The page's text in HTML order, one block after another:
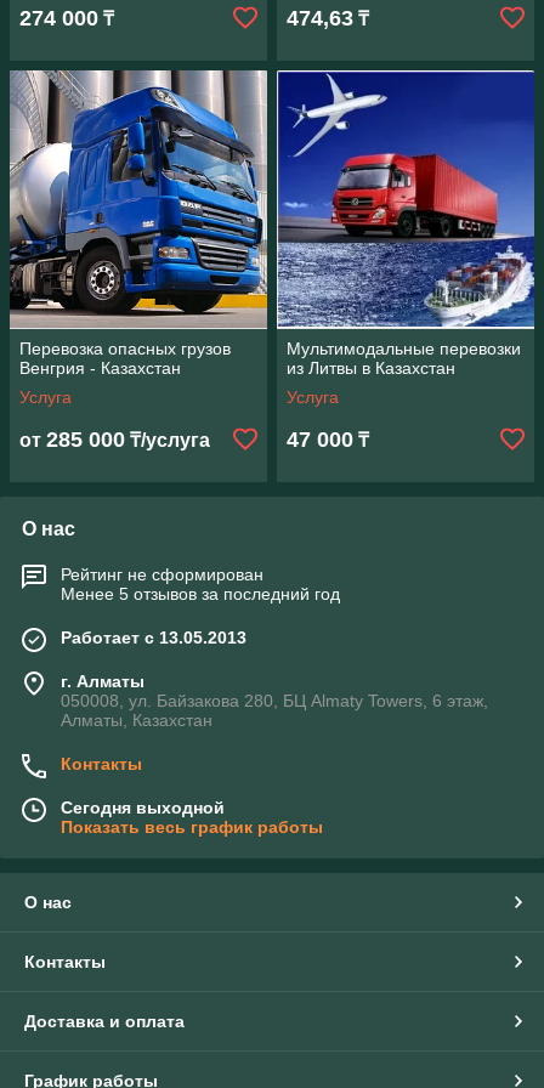
274 000 ₸ 474,63 ₸
Перевозка опасных грузов
Венгрия - Казахстан
Услуга
от 285 000 ₸/услуга
Мультимодальные перевозки
из Литвы в Казахстан
Услуга
47 000 ₸
О нас
Рейтинг не сформирован
Менее 5 отзывов за последний год
Работает с 13.05.2013
г. Алматы
050008, ул. Байзакова 280, БЦ Almaty Towers, 6 этаж,
Алматы, Казахстан
Контакты
Сегодня выходной
Показать весь график работы
О нас
Контакты
Доставка и оплата
График работы